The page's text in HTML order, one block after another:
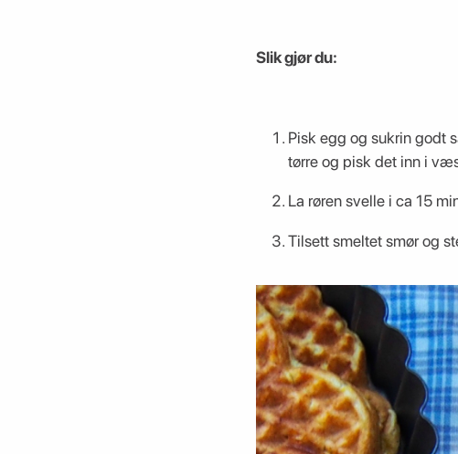
Slik gjør du:
Pisk egg og sukrin godt
tørre og pisk det inn i
La røren svelle i ca 15
Tilsett smeltet smør og